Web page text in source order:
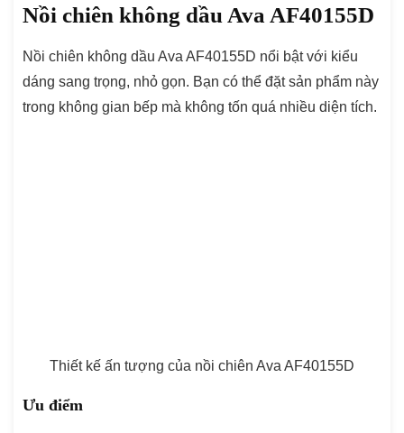
Nồi chiên không dầu Ava AF40155D
Nồi chiên không dầu Ava AF40155D nổi bật với kiểu
dáng sang trọng, nhỏ gọn. Bạn có thể đặt sản phẩm này
trong không gian bếp mà không tốn quá nhiều diện tích.
Thiết kế ấn tượng của nồi chiên Ava AF40155D
Ưu điểm